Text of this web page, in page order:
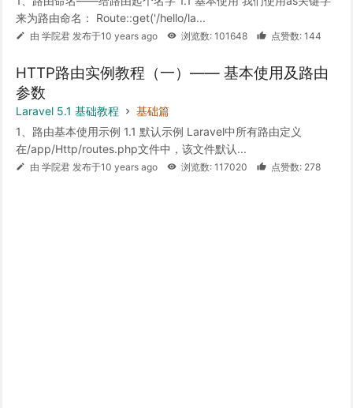
来为路由命名： Route::get('/hello/la...
由 学院君 发布于10 years ago 浏览数: 101648 点赞数: 144
HTTP路由实例教程（一）—— 基本使用及路由
参数
Laravel 5.1 基础教程
基础篇
1、路由基本使用示例 1.1 默认示例 Laravel中所有路由定义
在/app/Http/routes.php文件中，该文件默认...
由 学院君 发布于10 years ago 浏览数: 117020 点赞数: 278